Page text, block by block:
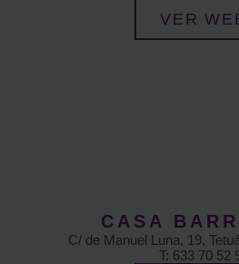
VER
CASA
C/ de Manuel Luna, 19,
T: 633 70 52